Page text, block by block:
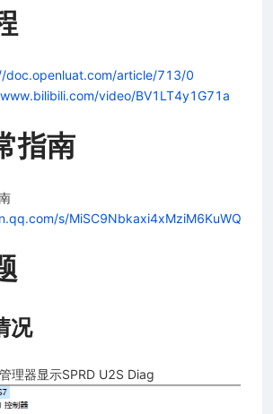
doc.openluat.com/article/713/0
video/BV1LT4y1G71a
指南
s/MiSC9Nbkaxi4xMziM6KuWQ
况
理器显示SPRD U2S Diag